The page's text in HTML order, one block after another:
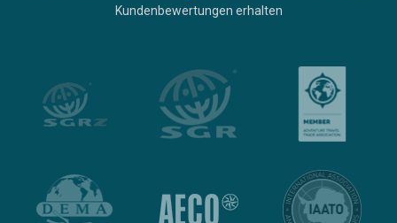
Kundenbewertungen erhalten